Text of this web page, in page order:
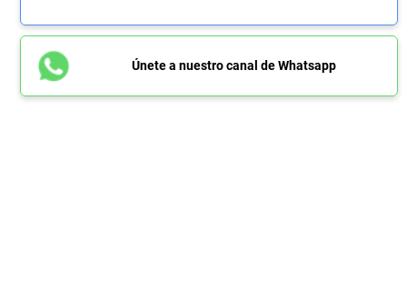
Únete a nuestro canal de Whatsapp